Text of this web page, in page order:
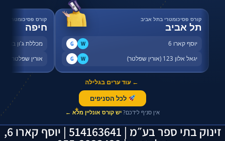
✦
קורס פסיכומטרי בתל אביב
תל אביב
יוסף קארו 6 W
G
יגאל אלון 123 (אורין שפלטר) W
G
קורס פסיכומטרי
חיפה
מכללת ג'ון
אורין שפלטר,
← עוד ערים בגלילה
לכל הסניפים
אין סניף לידכם? יש קורס אונליין מלא ←
זינוק בתי ספר בע״מ | 514163641 | יוסף קארו 6,